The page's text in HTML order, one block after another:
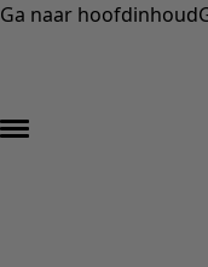
Ga naar hoofdinhoud